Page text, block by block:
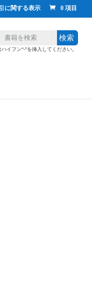
に関する表示 0 項目
検索
イフン“-”を挿入してください。